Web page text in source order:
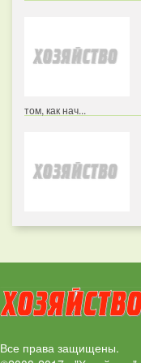
том, как нач...
Все права защищены.